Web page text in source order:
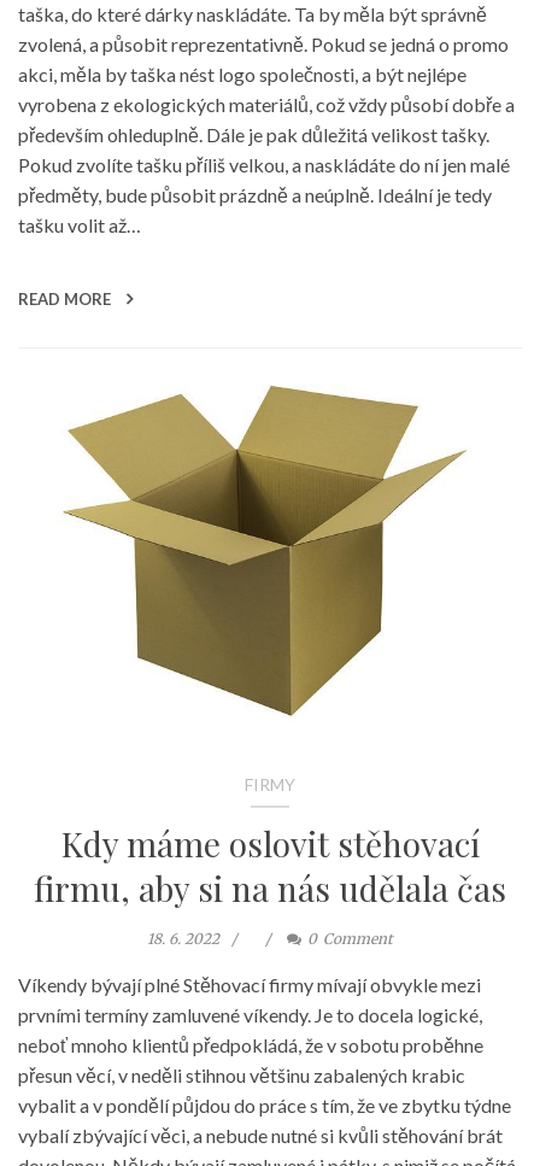
taška, do které dárky naskládáte. Ta by měla být správně
zvolená, a působit reprezentativně. Pokud se jedná o promo
akci, měla by taška nést logo společnosti, a být nejlépe
vyrobena z ekologických materiálů, což vždy působí dobře a
především ohleduplně. Dále je pak důležitá velikost tašky.
Pokud zvolíte tašku příliš velkou, a naskládáte do ní jen malé
předměty, bude působit prázdně a neúplně. Ideální je tedy
tašku volit až…
READ MORE
FIRMY
Kdy máme oslovit stěhovací
firmu, aby si na nás udělala čas
18. 6. 2022 0 Comment
Víkendy bývají plné Stěhovací firmy mívají obvykle mezi
prvními termíny zamluvené víkendy. Je to docela logické,
neboť mnoho klientů předpokládá, že v sobotu proběhne
přesun věcí, v neděli stihnou většinu zabalených krabic
vybalit a v pondělí půjdou do práce s tím, že ve zbytku týdne
vybalí zbývající věci, a nebude nutné si kvůli stěhování brát